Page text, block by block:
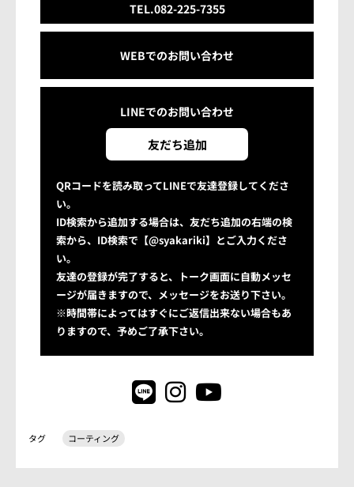
TEL.082-225-7355
WEBでのお問い合わせ
LINEでのお問い合わせ
友だち追加
QRコードを読み取ってLINEで友達登録してくださ
い。
ID検索から追加する場合は、友だち追加の右端の検
索から、ID検索で【@syakariki】とご入力くださ
い。
友達の登録が完了すると、トーク画面に自動メッセ
ージが届きますので、メッセージをお送り下さい。
※時間帯によってはすぐにご返信出来ない場合もあ
りますので、予めご了承下さい。
タグ コーティング